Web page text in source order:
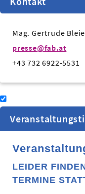
Mag. Gertrude
presse@fab.at
+43 732 6922-5531
LEIDER
TERMINE